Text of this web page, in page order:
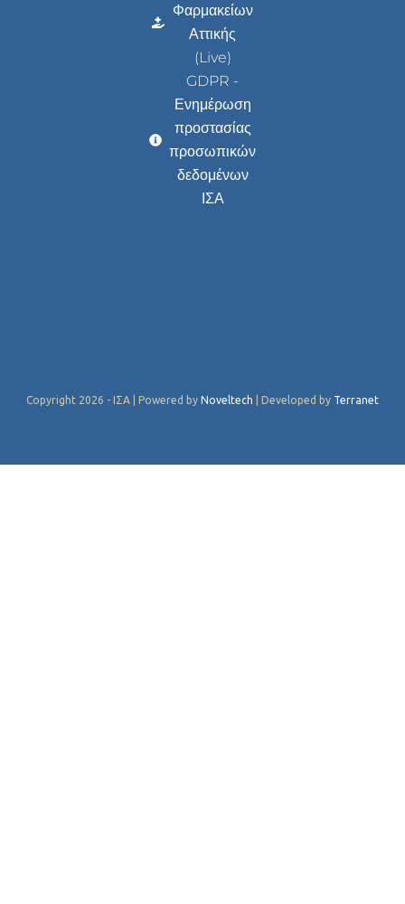
Φαρμακείων
Αττικής
(Live)
GDPR -
Ενημέρωση
προστασίας
προσωπικών
δεδομένων
ΙΣΑ
Copyright 2026 - ΙΣΑ | Powered by Noveltech | Developed by Terranet